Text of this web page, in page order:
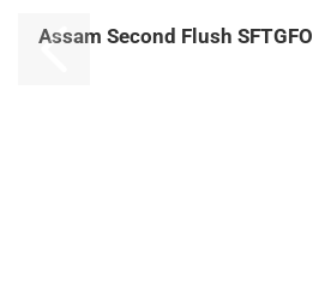
Assam Second Flush